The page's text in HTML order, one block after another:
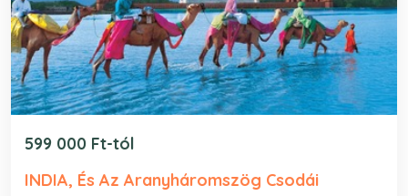
599 000 Ft-tól
INDIA, És Az Aranyháromszög Csodái